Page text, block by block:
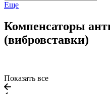
Еще
Компенсаторы
(вибровставки)
Показать все